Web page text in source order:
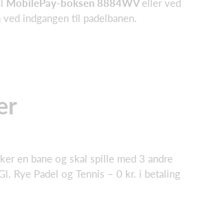
MobilePay-boksen 8884WV eller ved
indgangen til padelbanen.
en bane og skal spille med 3 andre
Rye Padel og Tennis – 0 kr. i betaling